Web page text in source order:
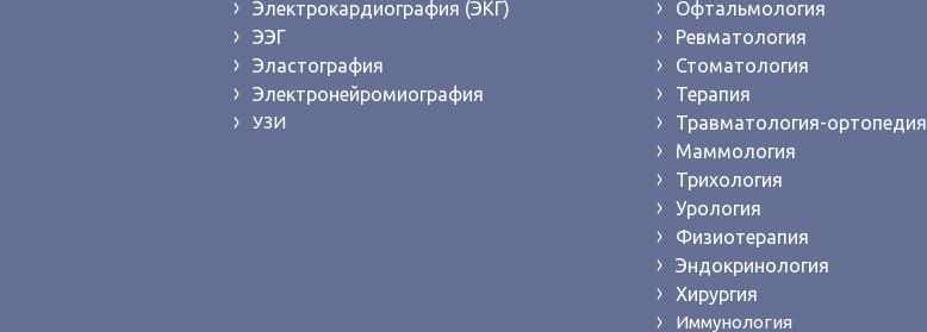
Электрокардиография (ЭКГ)
ЭЭГ
Эластография
Электронейромиография
УЗИ
Офтальмология
Ревматология
Стоматология
Терапия
Травматология-ортопедия
Маммология
Трихология
Урология
Физиотерапия
Эндокринология
Хирургия
Иммунология